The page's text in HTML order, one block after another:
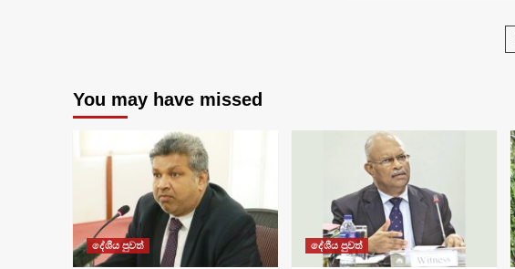
You may have missed
දේශීය පුවත් දේශීය පුවත්